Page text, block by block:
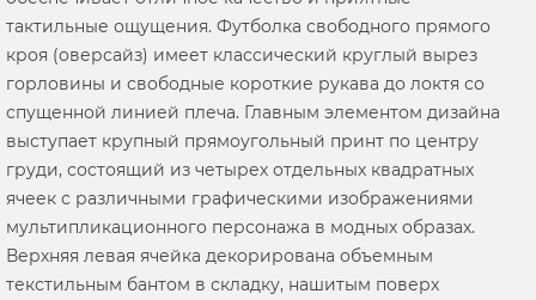
тактильные ощущения. Футболка свободного прямого
кроя (оверсайз) имеет классический круглый вырез
горловины и свободные короткие рукава до локтя со
спущенной линией плеча. Главным элементом дизайна
выступает крупный прямоугольный принт по центру
груди, состоящий из четырех отдельных квадратных
ячеек с различными графическими изображениями
мультипликационного персонажа в модных образах.
Верхняя левая ячейка декорирована объемным
текстильным бантом в складку, нашитым поверх